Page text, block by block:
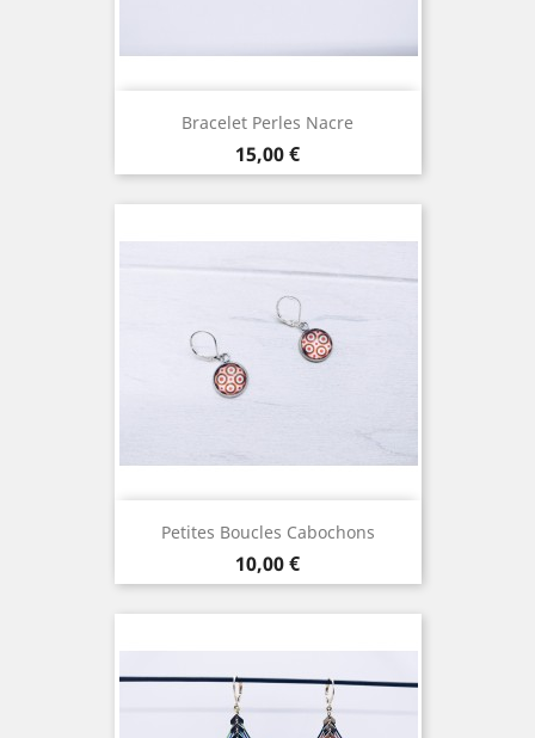
Bracelet Perles Nacre
Prix
15,00 €
Petites Boucles Cabochons
Prix
10,00 €